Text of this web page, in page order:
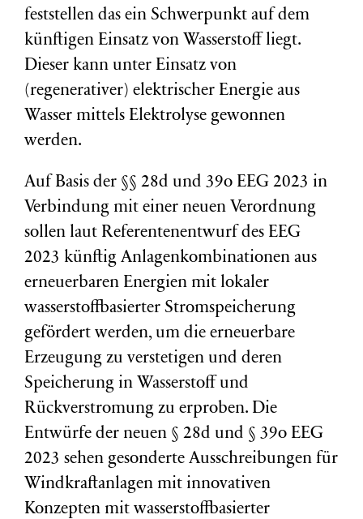
feststellen das ein Schwerpunkt auf dem
künftigen Einsatz von Wasserstoff liegt.
Dieser kann unter Einsatz von
(regenerativer) elektrischer Energie aus
Wasser mittels Elektrolyse gewonnen
werden.
Auf Basis der §§ 28d und 39o EEG 2023 in
Verbindung mit einer neuen Verordnung
sollen laut Referentenentwurf des EEG
2023 künftig Anlagenkombinationen aus
erneuerbaren Energien mit lokaler
wasserstoffbasierter Stromspeicherung
gefördert werden, um die erneuerbare
Erzeugung zu verstetigen und deren
Speicherung in Wasserstoff und
Rückverstromung zu erproben. Die
Entwürfe der neuen § 28d und § 39o EEG
2023 sehen gesonderte Ausschreibungen für
Windkraftanlagen mit innovativen
Konzepten mit wasserstoffbasierter